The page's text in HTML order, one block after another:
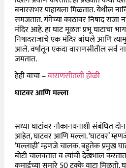
बनारसभर पाहायला मिळतात. येथील
समजतात. गंगेच्या काठावर निषाद राजा
मंदिर आहे. हा घाट मूळतः प्रभू घाटाचा
निषादराजाचे एक मंदिर बांधले आणि
आले. वर्षातून एकदा वाराणसीतील सर्व
जमतात.
हेही वाचा –वाराणसीतली होळी
घाटवर आणि मल्ला
सध्या घाटांवर नौकानयनाशी संबंधित
आहेत, घाटवर आणि मल्ला. ‘घाटवर’
‘मल्लाही’ म्हणजे चालक. बहुतेक प्रमुख
बोटी चालवतात व त्यांची देखभाल